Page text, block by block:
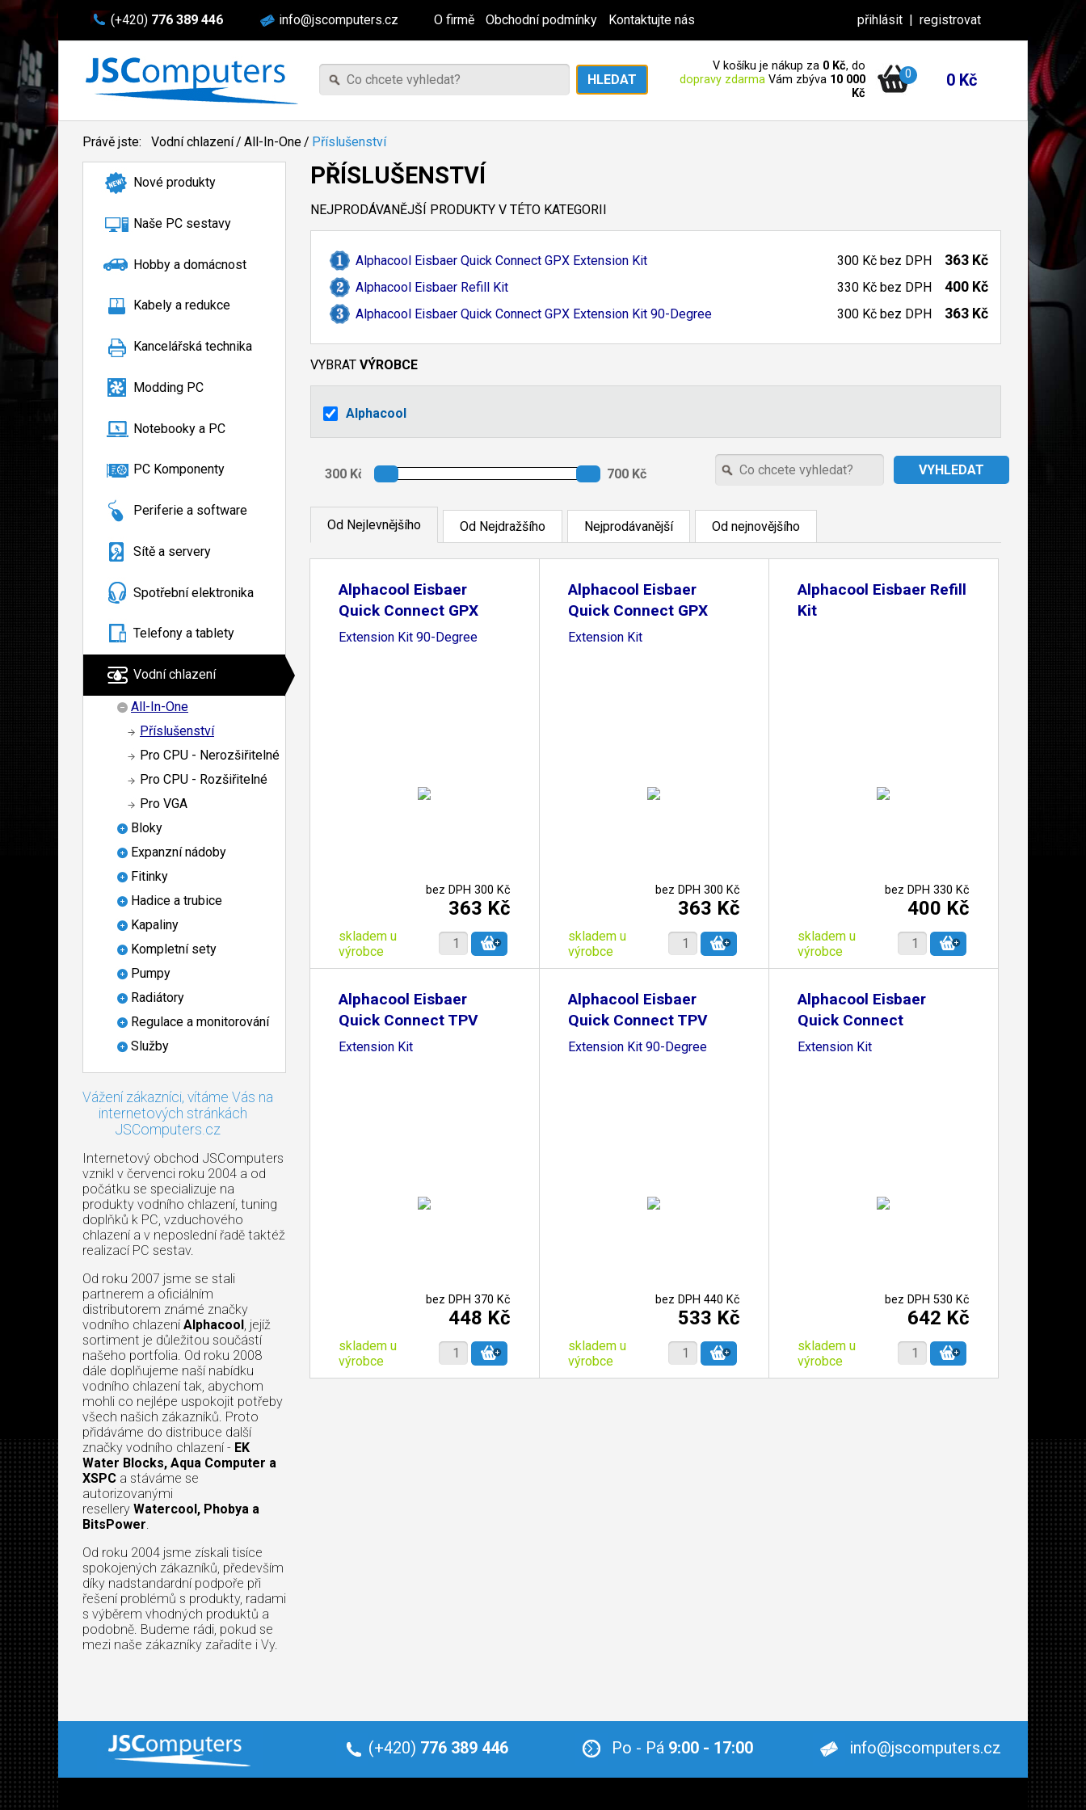
(+420) 776 389 446 info@jscomputers.cz O firmě Obchodní podmínky Kontaktujte nás přihlásit | registrovat
V košíku je nákup za 0 Kč, do
dopravy zdarma Vám zbýva 10 000
Kč
0 0 Kč
Právě jste: Vodní chlazení/ All-In-One/ Příslušenství
Nové produkty
Naše PC sestavy
Hobby a domácnost
Kabely a redukce
Kancelářská technika
Modding PC
Notebooky a PC
PC Komponenty
Periferie a software
Sítě a servery
Spotřební elektronika
Telefony a tablety
Vodní chlazení
All-In-One
Příslušenství
Pro CPU - Nerozšiřitelné
Pro CPU - Rozšiřitelné
Pro VGA
Bloky
Expanzní nádoby
Fitinky
Hadice a trubice
Kapaliny
Kompletní sety
Pumpy
Radiátory
Regulace a monitorování
Služby
Vážení zákazníci, vítáme Vás na
internetových stránkách
JSComputers.cz
Internetový obchod JSComputers
vznikl v červenci roku 2004 a od
počátku se specializuje na
produkty vodního chlazení, tuning
doplňků k PC, vzduchového
chlazení a v neposlední řadě taktéž
realizací PC sestav.
Od roku 2007 jsme se stali
partnerem a oficiálním
distributorem známé značky
vodního chlazení Alphacool, jejíž
sortiment je důležitou součástí
našeho portfolia. Od roku 2008
dále doplňujeme naší nabídku
vodního chlazení tak, abychom
mohli co nejlépe uspokojit potřeby
všech našich zákazníků. Proto
přidáváme do distribuce další
značky vodního chlazení - EK
Water Blocks, Aqua Computer a
XSPC a stáváme se
autorizovanými
resellery Watercool, Phobya a
BitsPower.
Od roku 2004 jsme získali tisíce
spokojených zákazníků, především
díky nadstandardní podpoře při
řešení problémů s produkty, radami
s výběrem vhodných produktů a
podobně. Budeme rádi, pokud se
mezi naše zákazníky zařadíte i Vy.
PŘÍSLUŠENSTVÍ
NEJPRODÁVANĚJŠÍ PRODUKTY V TÉTO KATEGORII
Alphacool Eisbaer Quick Connect GPX Extension Kit 300 Kč bez DPH 363 Kč
Alphacool Eisbaer Refill Kit 330 Kč bez DPH 400 Kč
Alphacool Eisbaer Quick Connect GPX Extension Kit 90-Degree 300 Kč bez DPH 363 Kč
VYBRAT VÝROBCE
Alphacool
Od Nejlevnějšího Od Nejdražšího Nejprodávanější Od nejnovějšího
Alphacool Eisbaer
Quick Connect GPX
Extension Kit 90-Degree
bez DPH 300 Kč
363 Kč
skladem u
výrobce
Alphacool Eisbaer
Quick Connect GPX
Extension Kit
bez DPH 300 Kč
363 Kč
skladem u
výrobce
Alphacool Eisbaer Refill
Kit
bez DPH 330 Kč
400 Kč
skladem u
výrobce
Alphacool Eisbaer
Quick Connect TPV
Extension Kit
bez DPH 370 Kč
448 Kč
skladem u
výrobce
Alphacool Eisbaer
Quick Connect TPV
Extension Kit 90-Degree
bez DPH 440 Kč
533 Kč
skladem u
výrobce
Alphacool Eisbaer
Quick Connect
Extension Kit
bez DPH 530 Kč
642 Kč
skladem u
výrobce
(+420) 776 389 446 Po - Pá 9:00 - 17:00 info@jscomputers.cz